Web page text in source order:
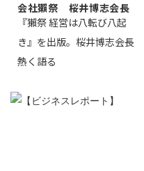
会社獺祭 桜井博志会長
『獺祭 経営は八転び八起
き』を出版。桜井博志会長
熱く語る